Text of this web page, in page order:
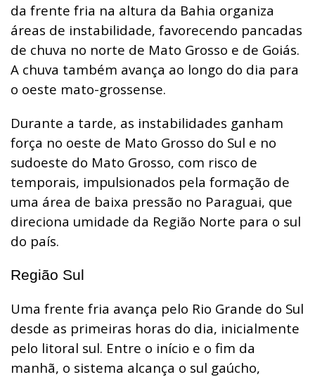
da frente fria na altura da Bahia organiza
áreas de instabilidade, favorecendo pancadas
de chuva no norte de Mato Grosso e de Goiás.
A chuva também avança ao longo do dia para
o oeste mato-grossense.
Durante a tarde, as instabilidades ganham
força no oeste de Mato Grosso do Sul e no
sudoeste do Mato Grosso, com risco de
temporais, impulsionados pela formação de
uma área de baixa pressão no Paraguai, que
direciona umidade da Região Norte para o sul
do país.
Região Sul
Uma frente fria avança pelo Rio Grande do Sul
desde as primeiras horas do dia, inicialmente
pelo litoral sul. Entre o início e o fim da
manhã, o sistema alcança o sul gaúcho,